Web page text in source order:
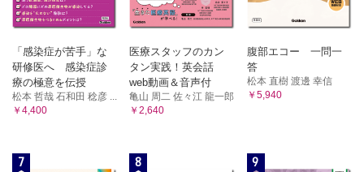
「感染症が苦手」な
研修医へ 感染症診
療の極意を伝授
松本 哲哉 石和田 稔彦 ...
￥4,400
医療スタッフのカン
タン実践！英会話
web動画＆音声付
亀山 周二 佐々江 龍一郎
￥2,640
腹部エコー 一問一
答
松本 直樹 渡邊 幸信
￥5,940
7 8 9